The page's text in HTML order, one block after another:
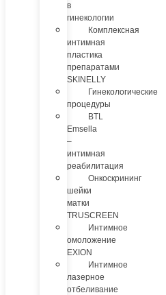
в
гинекологии
Комплексная
интимная
пластика
препаратами
SKINELLY
Гинекологические
процедуры
BTL
Emsella
–
интимная
реабилитация
Онкоскрининг
шейки
матки
TRUSCREEN
Интимное
омоложение
EXION
Интимное
лазерное
отбеливание